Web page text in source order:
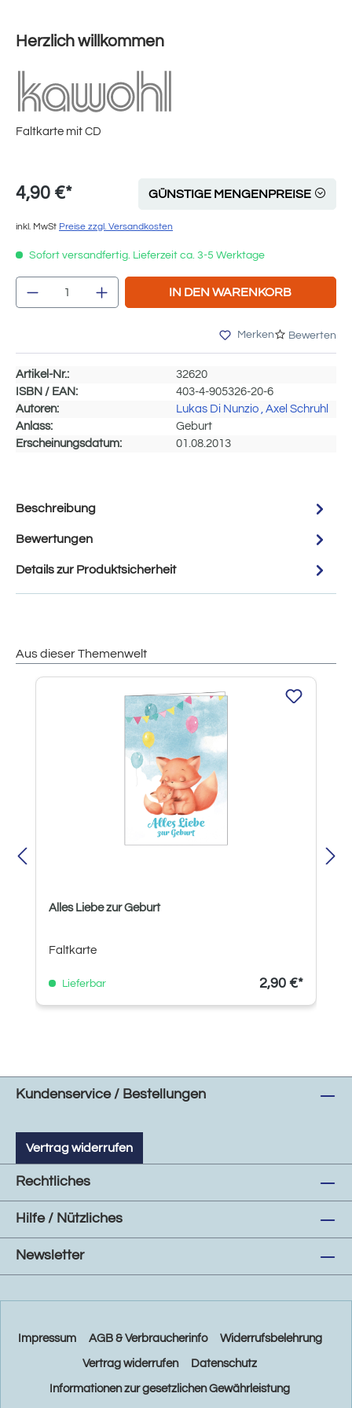
Herzlich willkommen
Faltkarte mit CD
4,90 €* GÜNSTIGE MENGENPREISE
inkl. MwSt Preise zzgl. Versandkosten
Sofort versandfertig. Lieferzeit ca. 3-5 Werktage
Produkt Anzahl: Gib den gewünschten
IN DEN WARENKORB
Merken Bewerten
Artikel-Nr.:
32620
ISBN / EAN:
403-4-905326-20-6
Autoren:
Lukas Di Nunzio , Axel Schruhl
Anlass:
Geburt
Erscheinungsdatum:
01.08.2013
Beschreibung
Bewertungen
Details zur Produktsicherheit
Aus dieser Themenwelt
Produktgalerie überspringen
Alles Liebe zur Geburt
Faltkarte
Lieferbar 2,90 €*
Kundenservice / Bestellungen
Vertrag widerrufen
Rechtliches
Hilfe / Nützliches
Newsletter
Impressum AGB & Verbraucherinfo Widerrufsbelehrung
Vertrag widerrufen Datenschutz
Informationen zur gesetzlichen Gewährleistung